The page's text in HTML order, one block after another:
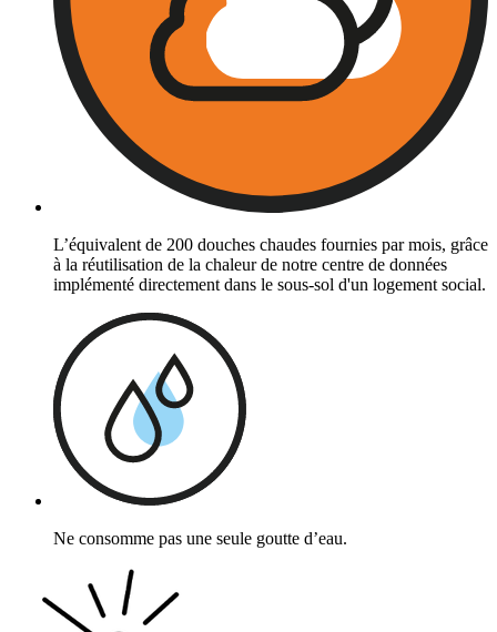
L’équivalent de 200 douches chaudes fournies par mois, grâce
à la réutilisation de la chaleur de notre centre de données
implémenté directement dans le sous-sol d'un logement social.
Ne consomme pas une seule goutte d’eau.